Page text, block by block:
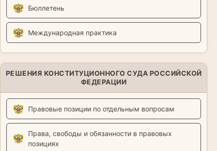
Бюллетень
Международная практика
РЕШЕНИЯ КОНСТИТУЦИОННОГО СУДА РОССИЙСКОЙ
ФЕДЕРАЦИИ
Правовые позиции по отдельным вопросам
Права, свободы и обязанности в правовых
позициях